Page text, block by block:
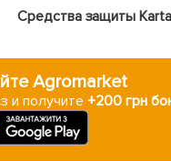
Средства защиты
Agromarket
и получите +200 грн